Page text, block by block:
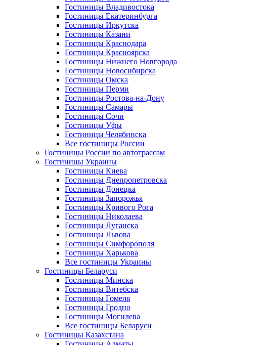
Гостиницы Владивостока
Гостиницы Екатеринбурга
Гостиницы Иркутска
Гостиницы Казани
Гостиницы Краснодара
Гостиницы Красноярска
Гостиницы Нижнего Новгорода
Гостиницы Новосибирска
Гостиницы Омска
Гостиницы Перми
Гостиницы Ростова-на-Дону
Гостиницы Самары
Гостиницы Сочи
Гостиницы Уфы
Гостиницы Челябинска
Все гостиницы России
Гостиницы России по автотрассам
Гостиницы Украины
Гостиницы Киева
Гостиницы Днепропетровска
Гостиницы Донецка
Гостиницы Запорожья
Гостиницы Кривого Рога
Гостиницы Николаева
Гостиницы Луганска
Гостиницы Львова
Гостиницы Симфорополя
Гостиницы Харькова
Все гостиницы Украины
Гостиницы Беларуси
Гостиницы Минска
Гостиницы Витебска
Гостиницы Гомеля
Гостиницы Гродно
Гостиницы Могилева
Все гостиницы Беларуси
Гостиницы Казахстана